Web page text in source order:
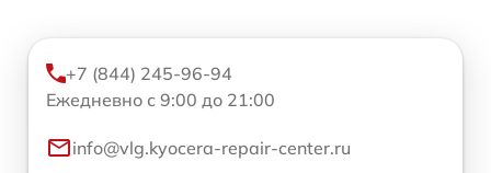
+7 (844) 245-96-94
Ежедневно с 9:00 до 21:00
info@vlg.kyocera-repair-center.ru